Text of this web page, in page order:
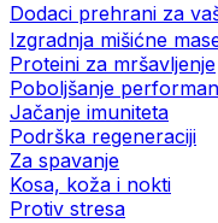
Dodaci prehrani za
Izgradnja mišićne
Proteini za mršavljenje
Poboljšanje
Jačanje imuniteta
Podrška regeneraciji
Za spavanje
Kosa, koža i nokti
Protiv stresa